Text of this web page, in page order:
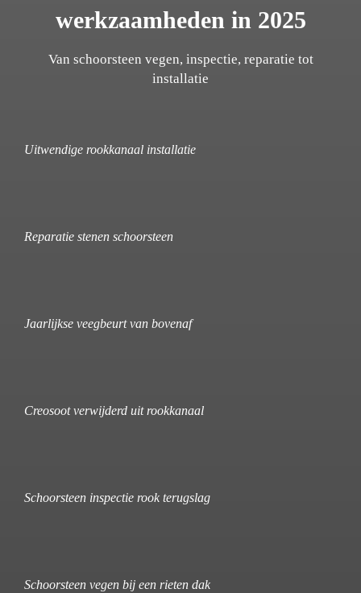
werkzaamheden in 2025
Van schoorsteen vegen, inspectie, reparatie tot
installatie
Uitwendige rookkanaal installatie
Reparatie stenen schoorsteen
Jaarlijkse veegbeurt van bovenaf
Creosoot verwijderd uit rookkanaal
Schoorsteen inspectie rook terugslag
Schoorsteen vegen bij een rieten dak